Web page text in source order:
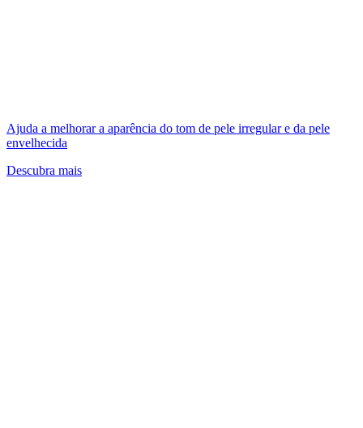
Ajuda a melhorar a aparência do tom de pele irregular e da pele
envelhecida
Descubra mais